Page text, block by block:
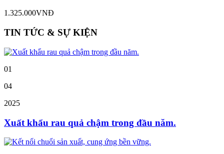
1.325.000VNĐ
TIN TỨC & SỰ KIỆN
01
04
2025
Xuất khẩu rau quả chậm trong đầu năm.